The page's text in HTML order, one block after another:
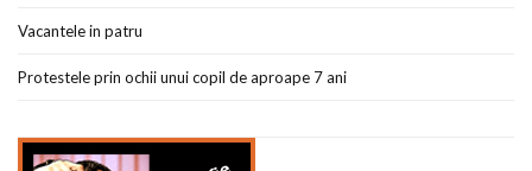
Vacantele in patru
Protestele prin ochii unui copil de aproape 7 ani